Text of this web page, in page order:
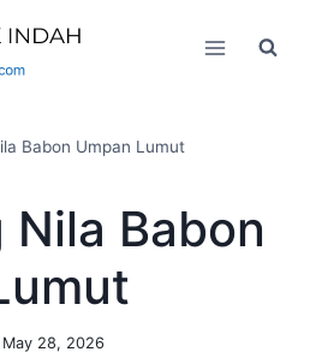
Babon Umpan Lumut
Babon
May 28, 2026